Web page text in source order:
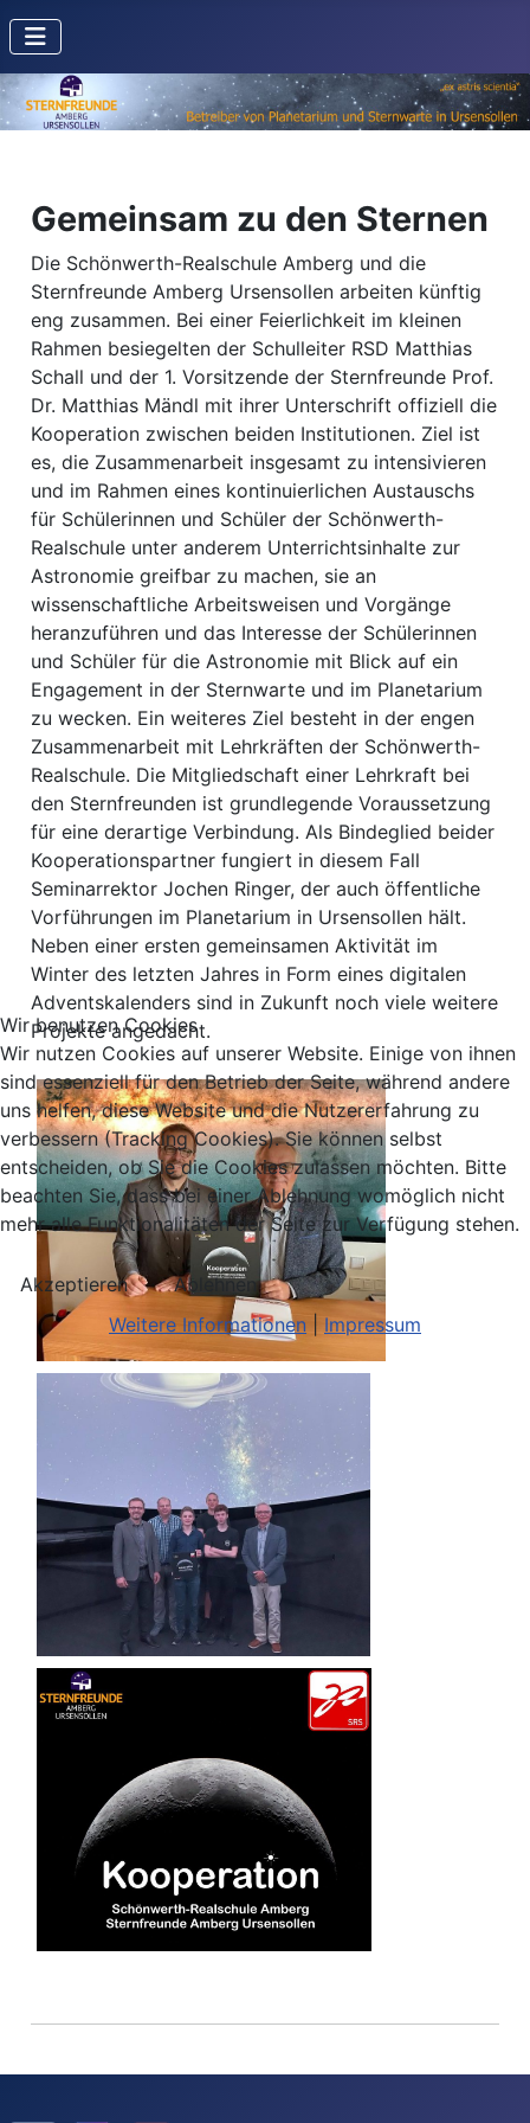
Gemeinsam zu den Sternen
Die Schönwerth-Realschule Amberg und die
Sternfreunde Amberg Ursensollen arbeiten künftig
eng zusammen. Bei einer Feierlichkeit im kleinen
Rahmen besiegelten der Schulleiter RSD Matthias
Schall und der 1. Vorsitzende der Sternfreunde Prof.
Dr. Matthias Mändl mit ihrer Unterschrift offiziell die
Kooperation zwischen beiden Institutionen. Ziel ist
es, die Zusammenarbeit insgesamt zu intensivieren
und im Rahmen eines kontinuierlichen Austauschs
für Schülerinnen und Schüler der Schönwerth-
Realschule unter anderem Unterrichtsinhalte zur
Astronomie greifbar zu machen, sie an
wissenschaftliche Arbeitsweisen und Vorgänge
heranzuführen und das Interesse der Schülerinnen
und Schüler für die Astronomie mit Blick auf ein
Engagement in der Sternwarte und im Planetarium
zu wecken. Ein weiteres Ziel besteht in der engen
Zusammenarbeit mit Lehrkräften der Schönwerth-
Realschule. Die Mitgliedschaft einer Lehrkraft bei
den Sternfreunden ist grundlegende Voraussetzung
für eine derartige Verbindung. Als Bindeglied beider
Kooperationspartner fungiert in diesem Fall
Seminarrektor Jochen Ringer, der auch öffentliche
Vorführungen im Planetarium in Ursensollen hält.
Neben einer ersten gemeinsamen Aktivität im
Winter des letzten Jahres in Form eines digitalen
Adventskalenders sind in Zukunft noch viele weitere
Projekte angedacht.
Wir benutzen Cookies
Wir nutzen Cookies auf unserer Website. Einige von ihnen
sind essenziell für den Betrieb der Seite, während andere
uns helfen, diese Website und die Nutzererfahrung zu
verbessern (Tracking Cookies). Sie können selbst
entscheiden, ob Sie die Cookies zulassen möchten. Bitte
beachten Sie, dass bei einer Ablehnung womöglich nicht
mehr alle Funktionalitäten der Seite zur Verfügung stehen.
Akzeptieren
Ablehnen
Weitere Informationen
Impressum